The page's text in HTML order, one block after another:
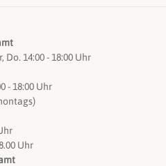
Do. 14:00 - 18:00 Uhr
- 18:00 Uhr
Uhr